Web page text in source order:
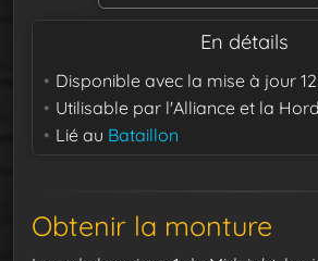
En détails
Disponible avec la mise à jour
Utilisable par l'Alliance et la
Lié au Bataillon
Obtenir la monture